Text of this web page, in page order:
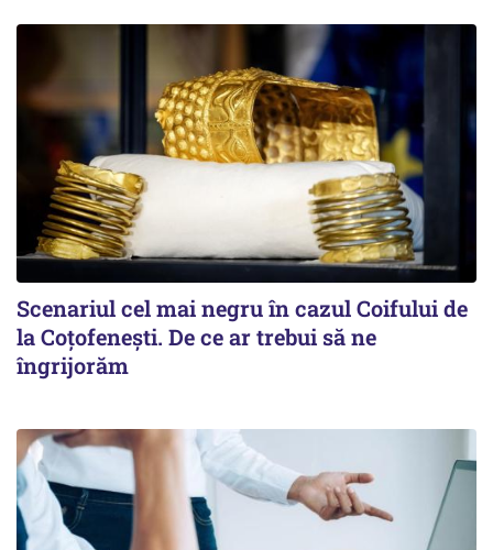
Scenariul cel mai negru în cazul Coifului de
la Coțofenești. De ce ar trebui să ne
îngrijorăm